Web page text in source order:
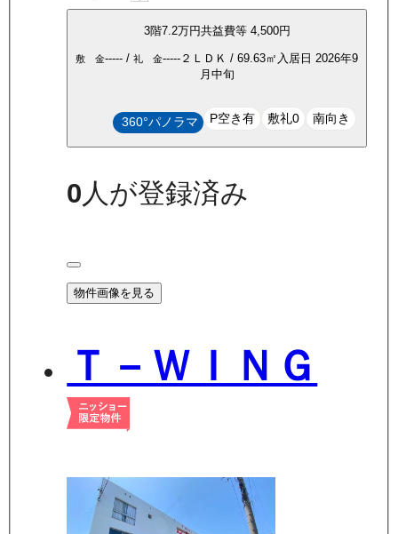
3階7.2万円共益費等 4,500円
敷 金----- / 礼 金----- ２ＬＤＫ / 69.63㎡ 入居日 2026年9
月中旬
360°パノラマ P空き有 敷礼0 南向き
0人が登録済み
物件画像を見る
Ｔ－ＷＩＮＧ